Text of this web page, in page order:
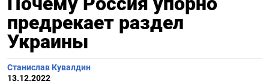
предрекает раздел
Украины
Станислав Кувалдин
13.12.2022